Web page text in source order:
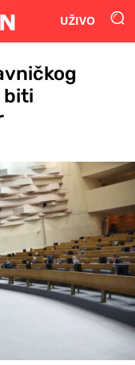
UŽIVO
biti